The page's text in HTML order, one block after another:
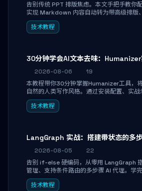
告别传统 PPT 排版焦虑。本文手把手教你
实现 Markdown 内容自动转为带高级排版
运行时的 HTML 幻灯片。只需专注内容，
屏的专业级演示文稿。
技术教程
30分钟学会AI文本去味：
2026-08-06
19
本教程带你30分钟掌握Humanizer工具，
自然的人类写作风格。通过安装配置、实战
你的内容告别AI痕迹，匹配个人写作习惯
术博主。
技术教程
LangGraph 实战：搭建带状态的多
2026-08-05
22
告别 if-else 硬编码，从零用 LangGraph
管理、支持条件路由的多步骤 AI 代理。学
决策、工具调用和持久化状态的复杂工作
状态丢失等常见坑点。
技术教程